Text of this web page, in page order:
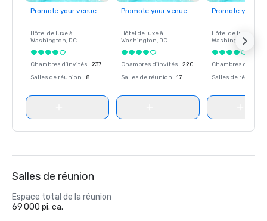
Promote your venue
Hôtel de luxe à
Washington, DC
Chambres d'invités: 237
Salles de réunion: 8
Promote your venue
Hôtel de luxe à
Washington, DC
Chambres d'invités: 220
Salles de réunion: 17
Promote your
Hôtel de luxe à
Washington
Chambres
Salles de réunion
Salles de réunion
Espace total de la réunion
69 000 pi. ca.